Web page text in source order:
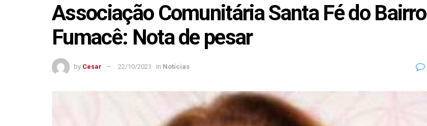
Associação Comunitária Santa Fé do Bairro
Fumacê: Nota de pesar
by Cesar 22/10/2021 in Notícias